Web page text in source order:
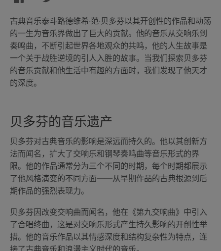
古典音乐泰斗路德维希·范·贝多芬以其开创性的作品和动荡
的一生为音乐界做出了巨大的贡献。他的音乐从交响乐到
奏鸣曲，不断引起世界各地观众的共鸣，他的人生故事是
一个关于战胜逆境的引人入胜的故事。当我们探索贝多芬
的音乐贡献和他生活中有趣的方面时，我们发现了他天才
的深度。
贝多芬的音乐遗产
贝多芬对古典音乐的影响是深远而持久的。他以其创新方
法而闻名，扩大了交响乐和钢琴奏鸣曲等音乐形式的界
限。他的作品通常分为三个不同的时期，每个时期都展示
了他风格演变的不同方面——从早期作品的古典根源到后
期作品的强烈表现力。
贝多芬因改变交响曲而闻名，他在《第九交响曲》中引入
了合唱终曲，这是对交响乐形式产生持久影响的开创性举
措。他的音乐作品以其情感深度和结构复杂性为特点，连
接了古典音乐和浪漫主义时代的音乐。